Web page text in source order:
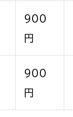
900
円
900
円